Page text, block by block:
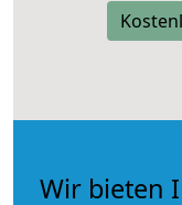
Wir bieten